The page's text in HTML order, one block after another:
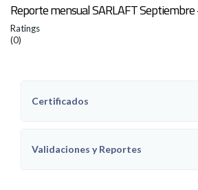
Reporte mensual SARLAFT
Ratings
(0)
Certificados
Validaciones y Reportes